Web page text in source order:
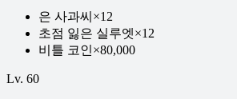
은 사과씨 ×12
초점 잃은 실루엣×12
비틀 코인×80,000
Lv. 60